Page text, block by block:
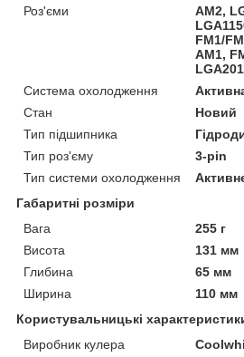
Роз'єми
AM2,
FM1/
AM1,
Система охолодження
Стан
Новий
Тип підшипника
Тип роз'єму
3-pin
Тип системи охолодження
Габаритні розміри
Вага
255 г
Висота
131 мм
Глибина
65 мм
Ширина
110 мм
Користувальницькі
Виробник кулера